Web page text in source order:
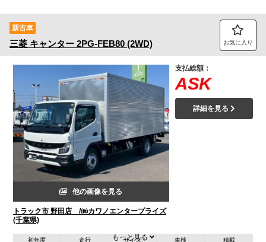
新古車
三菱 キャンター 2PG-FEB80 (2WD) お気に入り
他の画像を見る
トラック市 野田店 /㈱カワノエンタープライズ
(千葉県)
支払総額：
ASK
詳細を見る
初年度 走行 サイズ 車検 積載
もっと見る